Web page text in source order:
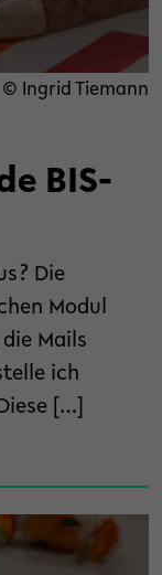
© Ingrid Tiemann
BIS-
Die
Modul
Mails
ich
[…]